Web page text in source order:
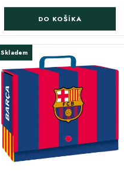
DO KOŠÍKA
Skladem